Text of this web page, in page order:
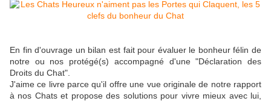
En fin d'ouvrage un bilan est fait pour évaluer le bonheur félin de
notre ou nos protégé(s) accompagné d'une "Déclaration des
Droits du Chat".
J'aime ce livre parce qu'il offre une vue originale de notre rapport
à nos Chats et propose des solutions pour vivre mieux avec lui,